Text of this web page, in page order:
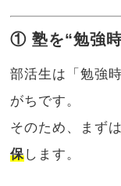
① 塾を“勉強
部活生は「勉強
がちです。
そのため、まず
保します。